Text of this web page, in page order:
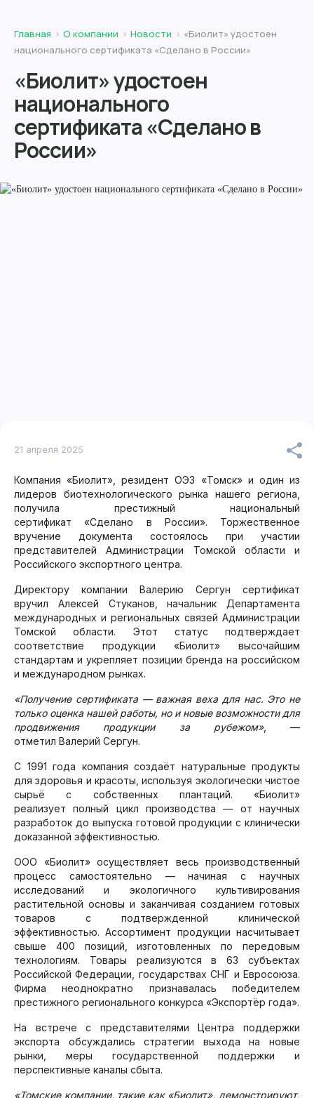
Главная О компании Новости
«Биолит» удостоен
национального сертификата «Сделано в России»
«Биолит» удостоен
национального
сертификата «Сделано в
России»
21 апреля 2025
Компания «Биолит», резидент ОЭЗ «Томск» и один из
лидеров биотехнологического рынка нашего региона,
получила престижный национальный
сертификат «Сделано в России». Торжественное
вручение документа состоялось при участии
представителей Администрации Томской области и
Российского экспортного центра.
Директору компании Валерию Сергун сертификат
вручил Алексей Стуканов, начальник Департамента
международных и региональных связей Администрации
Томской области. Этот статус подтверждает
соответствие продукции «Биолит» высочайшим
стандартам и укрепляет позиции бренда на российском
и международном рынках.
«Получение сертификата — важная веха для нас. Это не
только оценка нашей работы, но и новые возможности для
продвижения продукции за рубежом», —
отметил Валерий Сергун.
С 1991 года компания создаёт натуральные продукты
для здоровья и красоты, используя экологически чистое
сырьё с собственных плантаций. «Биолит»
реализует полный цикл производства — от научных
разработок до выпуска готовой продукции с клинически
доказанной эффективностью.
ООО «Биолит» осуществляет весь производственный
процесс самостоятельно — начиная с научных
исследований и экологичного культивирования
растительной основы и заканчивая созданием готовых
товаров с подтвержденной клинической
эффективностью. Ассортимент продукции насчитывает
свыше 400 позиций, изготовленных по передовым
технологиям. Товары реализуются в 63 субъектах
Российской Федерации, государствах СНГ и Евросоюза.
Фирма неоднократно признавалась победителем
престижного регионального конкурса «Экспортёр года».
На встрече с представителями Центра поддержки
экспорта обсуждались стратегии выхода на новые
рынки, меры государственной поддержки и
перспективные каналы сбыта.
«Томские компании, такие как «Биолит», демонстрируют,